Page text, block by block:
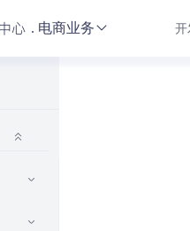
. 电商业务 开